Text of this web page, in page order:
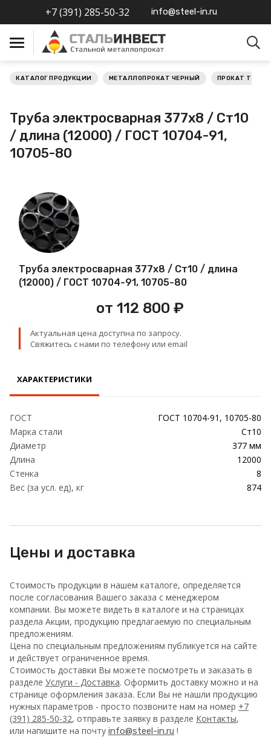
+7 (391) 285-50-32 info@steel-in.ru
Металлопрокат
нержавеющий
Металлопрокат
калиброванный
Профлист
Проволока
Детали трубопровода
КАТАЛОГ ПРОДУКЦИИ МЕТАЛЛОПРОКАТ ЧЕРНЫЙ ПРОКАТ
Труба электросварная 377х8 / Ст10
/ длина (12000) / ГОСТ 10704-91,
10705-80
Труба электросварная 377х8 / Ст10 / длина
(12000) / ГОСТ 10704-91, 10705-80
от 112 800 ₽
Актуальная цена доступна по запросу.
Свяжитесь с нами по телефону или email
ХАРАКТЕРИСТИКИ
ГОСТ
ГОСТ 10704-91, 10705-80
Марка стали
Ст10
Диаметр
377 мм
Длина
12000
Стенка
8
Вес (за усл. ед), кг
874
Цены и доставка
Стоимость продукции в нашем каталоге, определяется
после согласования Вашего заказа с менеджером
компании. Вы можете видеть в каталоге и на страницах
раздела Акции, продукцию предлагаемую по специальным
предложениям.
Цена по специальным предложениям публикуется на сайте
и действует ограниченное время.
Стоимость доставки Вы можете посмотреть и заказать в
разделе Услуги - Доставка. Оформить доставку можно и на
странице оформления заказа. Если Вы не нашли продукцию
нужных параметров - просто позвоните нам на номер +7
(391) 285-50-32, отправьте заявку в разделе Контакты,
или напишите на почту info@steel-in.ru !